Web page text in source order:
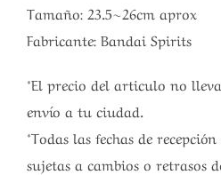
Tamaño: 23.5~26cm aprox
Fabricante: Bandai Spirits
*El precio del articulo no
envío a tu ciudad.
*Todas las fechas de
sujetas a cambios o retrasos